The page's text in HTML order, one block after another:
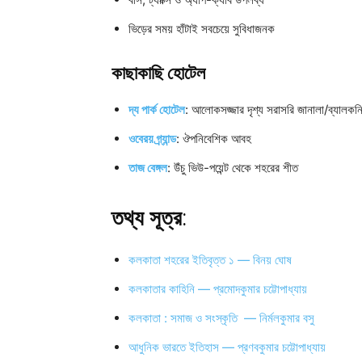
ভিড়ের সময় হাঁটাই সবচেয়ে সুবিধাজনক
কাছাকাছি হোটেল
দ্য পার্ক হোটেল: আলোকসজ্জার দৃশ্য সরাসরি জানালা/
ওবেরয় গ্র্যান্ড: ঔপনিবেশিক আবহ
তাজ বেঙ্গল: উঁচু ভিউ-পয়েন্ট থেকে শহরের শীত
তথ্য সূত্র:
কলকাতা শহরের ইতিবৃত্ত ১ — বিনয় ঘোষ
কলকাতার কাহিনি — প্রমোদকুমার চট্টোপাধ্যায়
কলকাতা : সমাজ ও সংস্কৃতি — নির্মলকুমার বসু
আধুনিক ভারতে ইতিহাস — প্রণবকুমার চট্টোপাধ্যায়